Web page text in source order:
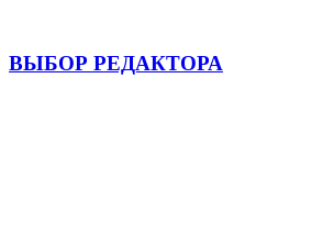
ВЫБОР РЕДАКТОРА